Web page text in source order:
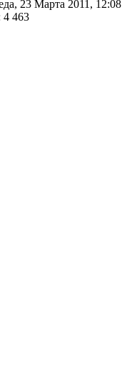
23 Марта 2011, 12:08
4 463